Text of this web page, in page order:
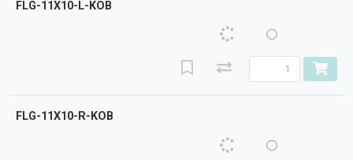
FLG-11X10-L-KOB
FLG-11X10-R-KOB